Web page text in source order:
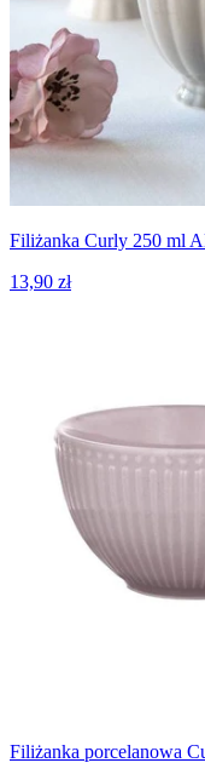
Filiżanka Curly 250 ml
13,90 zł
Filiżanka porcelanowa